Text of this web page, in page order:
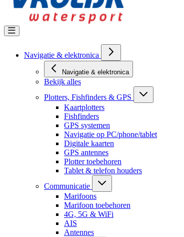
Navigatie & elektronica
Navigatie & elektronica
Bekijk alles
Plotters, Fishfinders & GPS
Kaartplotters
Fishfinders
GPS systemen
Navigatie op PC/phone/tablet
Digitale kaarten
GPS antennes
Plotter toebehoren
Tablet & telefon houders
Communicatie
Marifoons
Marifoon toebehoren
4G, 5G & WiFi
AIS
Antennes